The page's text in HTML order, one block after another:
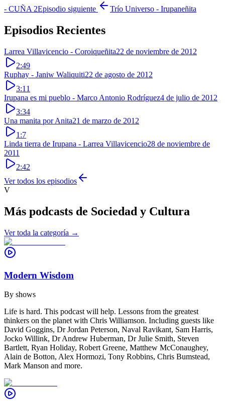
- CUÑA 2Episodio siguiente Trío Universo - Irupaneñita
Episodios Recientes
Larrea Villavicencio - Coroiqueñita22 de noviembre de 2012
2:49
Ruphay - Janiw Waliquiti22 de agosto de 2012
3:11
Irupana es mi pueblo - Marco Antonio Rodríguez4 de julio de 2012
3:34
Una manita por Anita21 de marzo de 2012
1:7
Linda tierra de Irupana - Larrea Villavicencio28 de noviembre de
2011
2:42
Ver todos los episodios
V
Más podcasts de Sociedad y Cultura
Ver toda la categoría →
Modern Wisdom
By shows
Life is hard. This podcast will help. Lessons from the greatest
thinkers on the planet with Chris Williamson. Including guests like
David Goggins, Dr Jordan Peterson, Naval Ravikant, Sam Harris,
Jocko Willink, Dr Andrew Huberman, Dr Julie Smith, Steven
Bartlett, Ryan Holiday, Robert Greene, Matthew McConaughey,
Alain de Botton, Alex Hormozi, Tony Robbins, Chris Bumstead,
Mark Manson and more.